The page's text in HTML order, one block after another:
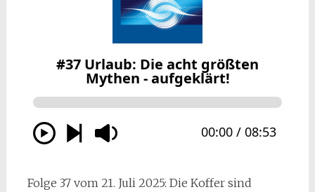
Folge 37 vom 21. Juli 2025: Die Koffer sind